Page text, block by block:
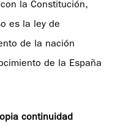
la Constitución,
es la ley de
de la nación
de la España
continuidad